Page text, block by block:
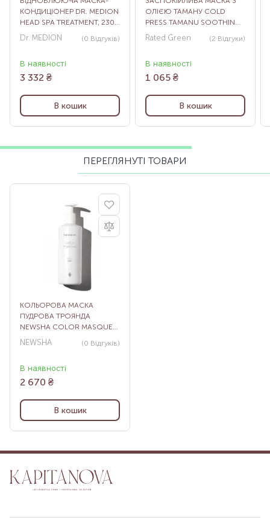
КОНДИЦІОНЕР DR. MEDION
HEAD SPA TREATMENT, 230
МЛ
Dr. MEDION (0 Відгуків)
В наявності
3 332 ₴
В кошик
ОЛІЄЮ ТАМАНУ COLD
PRESS TAMANU SOOTHING
SCALP PACK, 200 МЛ
Rated Green (2 Відгуки)
В наявності
1 065 ₴
В кошик
ПЕРЕГЛЯНУТІ ТОВАРИ
КОЛЬОРОВА МАСКА
ПУДРОВА ТРОЯНДА
NEWSHA COLOR MASQUE
DUSTY ROSE, 500 МЛ
NEWSHA (0 Відгуків)
В наявності
2 670 ₴
В кошик